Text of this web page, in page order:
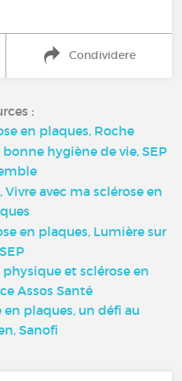
Condividere
:
en plaques, Roche
hygiène de vie, SEP
avec ma sclérose en
en plaques, Lumière sur
et sclérose en
Assos Santé
en plaques, un défi au
Sanofi